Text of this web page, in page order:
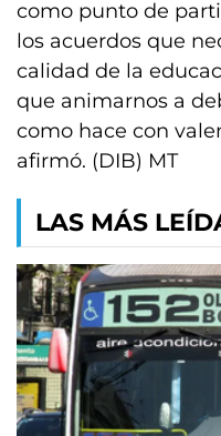
como punto de
los acuerdos que
calidad de la
que animarnos a
como hace con
afirmó. (DIB) MT
LAS MÁS